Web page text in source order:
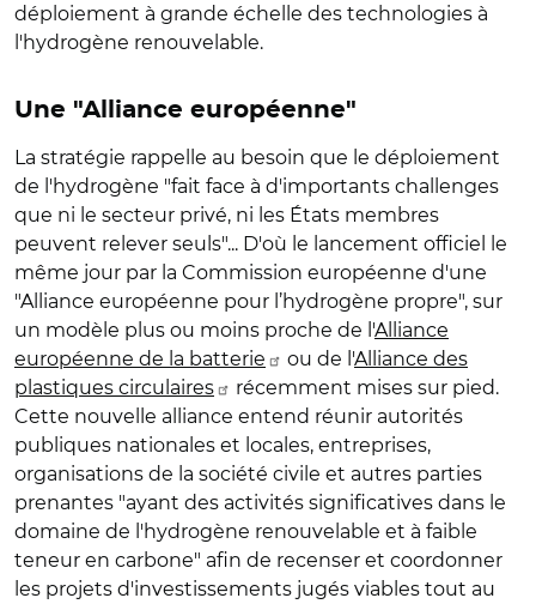
déploiement à grande échelle des technologies à
l'hydrogène renouvelable.
Une "Alliance européenne"
La stratégie rappelle au besoin que le déploiement
de l'hydrogène "fait face à d'importants challenges
que ni le secteur privé, ni les États membres
peuvent relever seuls"... D'où le lancement officiel le
même jour par la Commission européenne d'une
"Alliance européenne pour l’hydrogène propre", sur
un modèle plus ou moins proche de l'Alliance
européenne de la batterie
ou de l'Alliance des
plastiques circulaires
récemment mises sur pied.
Cette nouvelle alliance entend réunir autorités
publiques nationales et locales, entreprises,
organisations de la société civile et autres parties
prenantes "ayant des activités significatives dans le
domaine de l'hydrogène renouvelable et à faible
teneur en carbone" afin de recenser et coordonner
les projets d'investissements jugés viables tout au